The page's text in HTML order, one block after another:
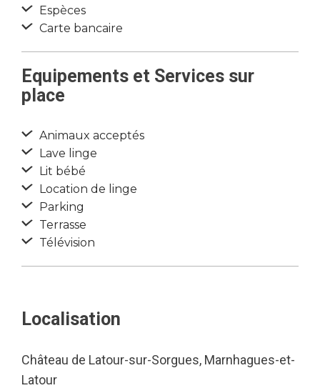
Espèces
Carte bancaire
Equipements et Services sur
place
Animaux acceptés
Lave linge
Lit bébé
Location de linge
Parking
Terrasse
Télévision
Localisation
Château de Latour-sur-Sorgues, Marnhagues-et-
Latour